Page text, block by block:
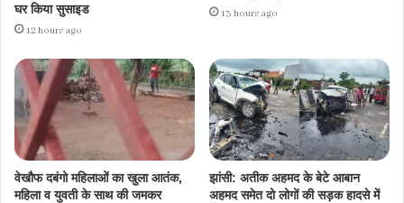
घर किया सुसाइड
12 hours ago
13 hours ago
वेखौफ दबंगो महिलाओं का खुला आतंक,
महिला व युवती के साथ की जमकर
झांसी: अतीक अहमद के बेटे आबान
अहमद समेत दो लोगों की सड़क हादसे में